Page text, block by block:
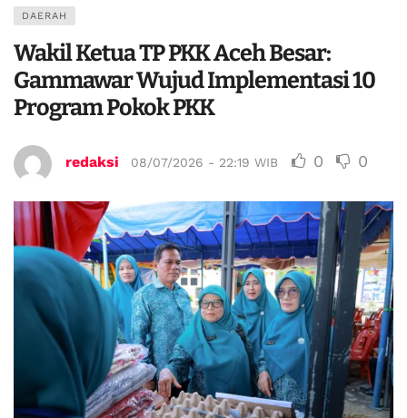
DAERAH
Wakil Ketua TP PKK Aceh Besar:
Gammawar Wujud Implementasi 10
Program Pokok PKK
redaksi 08/07/2026 - 22:19 WIB 0 0